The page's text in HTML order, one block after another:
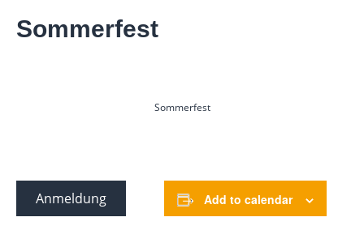
Sommerfest
Sommerfest
Anmeldung Add to calendar